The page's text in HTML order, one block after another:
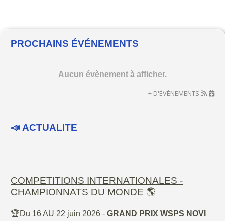
PROCHAINS ÉVÉNEMENTS
Aucun évènement à afficher.
+ D'ÉVÈNEMENTS
📣 ACTUALITE
COMPETITIONS INTERNATIONALES -
CHAMPIONNATS DU MONDE 🌎
🏆Du 16 AU 22 juin 2026 - GRAND PRIX WSPS NOVI